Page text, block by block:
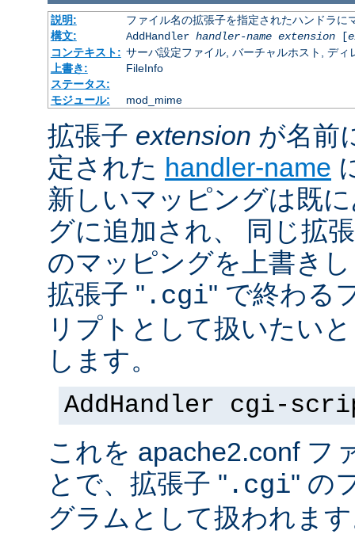
説明:
ファイル名の拡張子を指定されたハンドラに
構文:
AddHandler handler-name extension[
コンテキスト: サーバ設定ファイル, バーチャルホスト, ディ
上書き:
FileInfo
ステータス:
モジュール:
mod_mime
拡張子 extension が名前
定された handler-name
新しいマッピングは既
グに追加され、 同じ拡
のマッピングを上書き
拡張子 " .cgi" で終わる
リプトとして扱いたい
します。
AddHandler cgi-
これを apache2.conf フ
とで、拡張子 " .cgi" の
グラムとして扱われま